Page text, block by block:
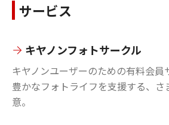
サービス
キヤノンフォトサークル
キヤノンユーザーのための有料会員
豊かなフォトライフを支援する、
意。